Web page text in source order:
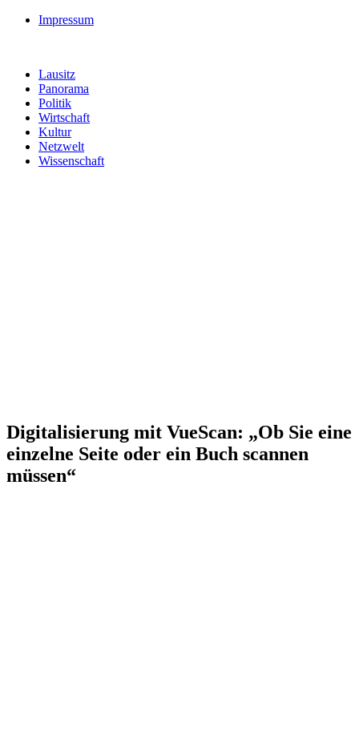
Impressum
Lausitz
Panorama
Politik
Wirtschaft
Kultur
Netzwelt
Wissenschaft
Digitalisierung mit VueScan: „Ob Sie eine
einzelne Seite oder ein Buch scannen
müssen“